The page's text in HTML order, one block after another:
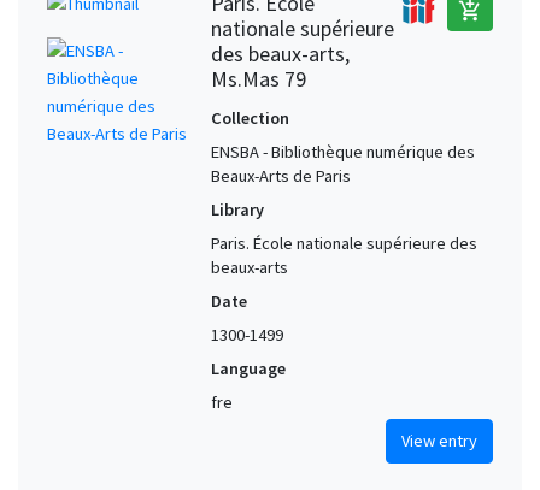
nationale supérieure
des beaux-arts,
Ms.Mas 79
add_shopping_cart
Collection
ENSBA - Bibliothèque numérique des
Beaux-Arts de Paris
Library
Paris. École nationale supérieure des
beaux-arts
Date
1300-1499
Language
fre
View entry